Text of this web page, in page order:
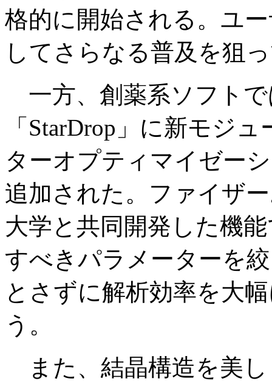
格的に開始される。ユ
してさらなる普及を狙
一方、創薬系ソフト
「StarDrop」に新モジ
ターオプティマイゼー
追加された。ファイザ
大学と共同開発した機
すべきパラメーターを
とさずに解析効率を大
う。
また、結晶構造を美